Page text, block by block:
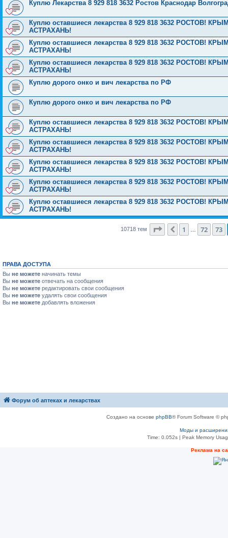
Куплю Лекарства 8 929 818 3632 Ростов Краснодар
Куплю оставшиеся лекарства 8 929 818 3632 РОСТОВ!
АСТРАХАНЬ!
Куплю оставшиеся лекарства 8 929 818 3632 РОСТОВ!
АСТРАХАНЬ!
Куплю оставшиеся лекарства 8 929 818 3632 РОСТОВ!
АСТРАХАНЬ!
Куплю дорого онко и вич лекарства по РФ
Куплю дорого онко и вич лекарства по РФ
Куплю оставшиеся лекарства 8 929 818 3632 РОСТОВ!
АСТРАХАНЬ!
Куплю оставшиеся лекарства 8 929 818 3632 РОСТОВ!
АСТРАХАНЬ!
Куплю оставшиеся лекарства 8 929 818 3632 РОСТОВ!
АСТРАХАНЬ!
Куплю оставшиеся лекарства 8 929 818 3632 РОСТОВ!
АСТРАХАНЬ!
Куплю оставшиеся лекарства 8 929 818 3632 РОСТОВ!
АСТРАХАНЬ!
10718 тем Страница 74из 429
Пред.
1 72 73
ПРАВА ДОСТУПА
Вы не можете начинать темы
Вы не можете отвечать на сообщения
Вы не можете редактировать свои сообщения
Вы не можете удалять свои сообщения
Вы не можете добавлять вложения
Форум об аптеках и лекарствах
Создано на основе phpBB® Forum Software ©
Моды и
Time: 0.052s| Peak Memory
Рeклама на